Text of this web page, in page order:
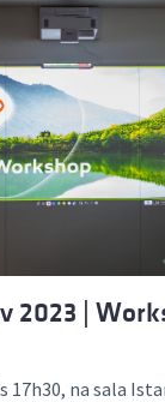
2023 |
17h30, na sala